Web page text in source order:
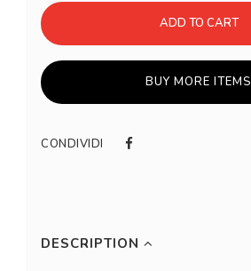
ADD TO CART
BUY MORE ITEMS
CONDIVIDI
DESCRIPTION